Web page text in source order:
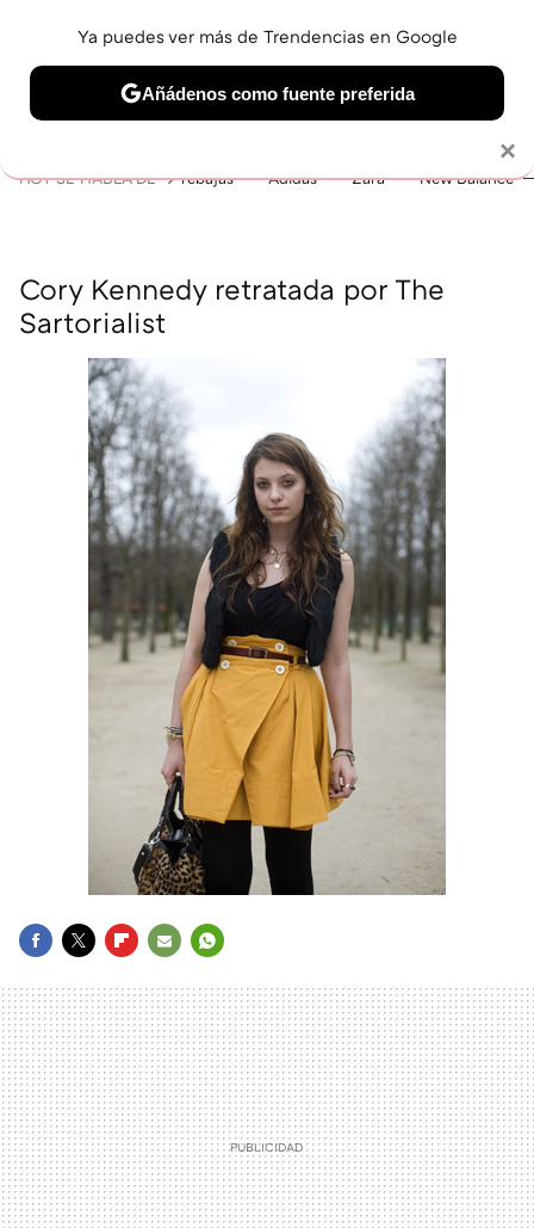
BELLEZA SHOPPING VIAJES GASTRO SNEAKERS
HOY SE HABLA DE rebajas Adidas Zara New Balance
Cory Kennedy retratada por The
Sartorialist
MAIL
×
Ya puedes ver más de Trendencias en Google
Añádenos como fuente preferida